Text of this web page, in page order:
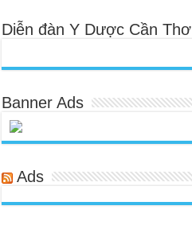
Diễn đàn Y Dược Cần Thơ
Banner Ads
Ads